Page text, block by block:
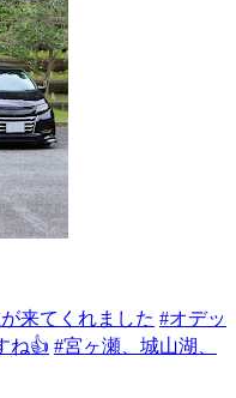
来てくれました #オデッ
ね👍 #宮ヶ瀬、城山湖、